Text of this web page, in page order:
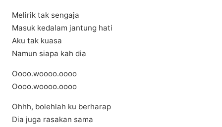
Melirik tak sengaja
Masuk kedalam jantung hati
Aku tak kuasa
Namun siapa kah dia
Oooo.woooo.oooo
Oooo.woooo.oooo
Ohhh, bolehlah ku berharap
Dia juga rasakan sama